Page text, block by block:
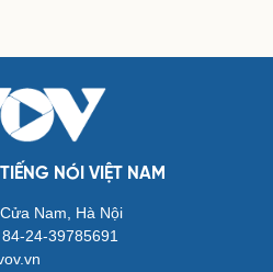
NÓI VIỆT NAM
Nam, Hà Nội
24-39785691